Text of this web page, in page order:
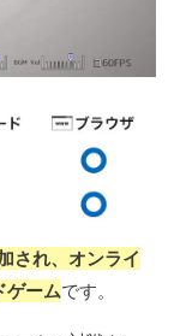
され、オンライ
ゲームです。